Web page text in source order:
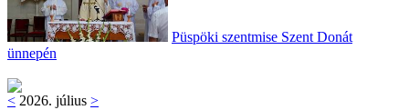
Püspöki szentmise Szent Donát
ünnepén
< 2026. július >